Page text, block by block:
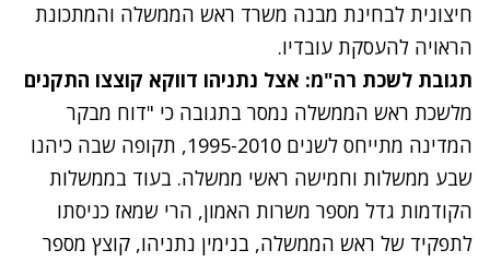
חיצונית לבחינת מבנה משרד ראש הממשלה והמתכונת
הראויה להעסקת עובדיו.
תגובת לשכת רה"מ: אצל נתניהו דווקא קוצצו התקנים
מלשכת ראש הממשלה נמסר בתגובה כי "דוח מבקר
המדינה מתייחס לשנים 1995-2010, תקופה שבה כיהנו
שבע ממשלות וחמישה ראשי ממשלה. בעוד בממשלות
הקודמות גדל מספר משרות האמון, הרי שמאז כניסתו
לתפקיד של ראש הממשלה, בנימין נתניהו, קוצץ מספר